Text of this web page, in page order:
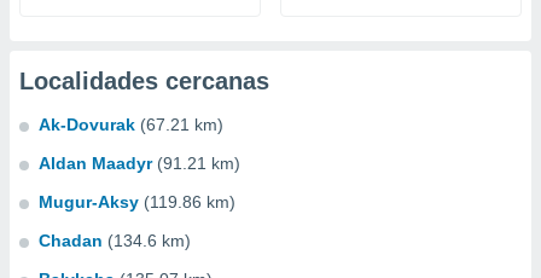
Localidades cercanas
Ak-Dovurak (67.21 km)
Aldan Maadyr (91.21 km)
Mugur-Aksy (119.86 km)
Chadan (134.6 km)